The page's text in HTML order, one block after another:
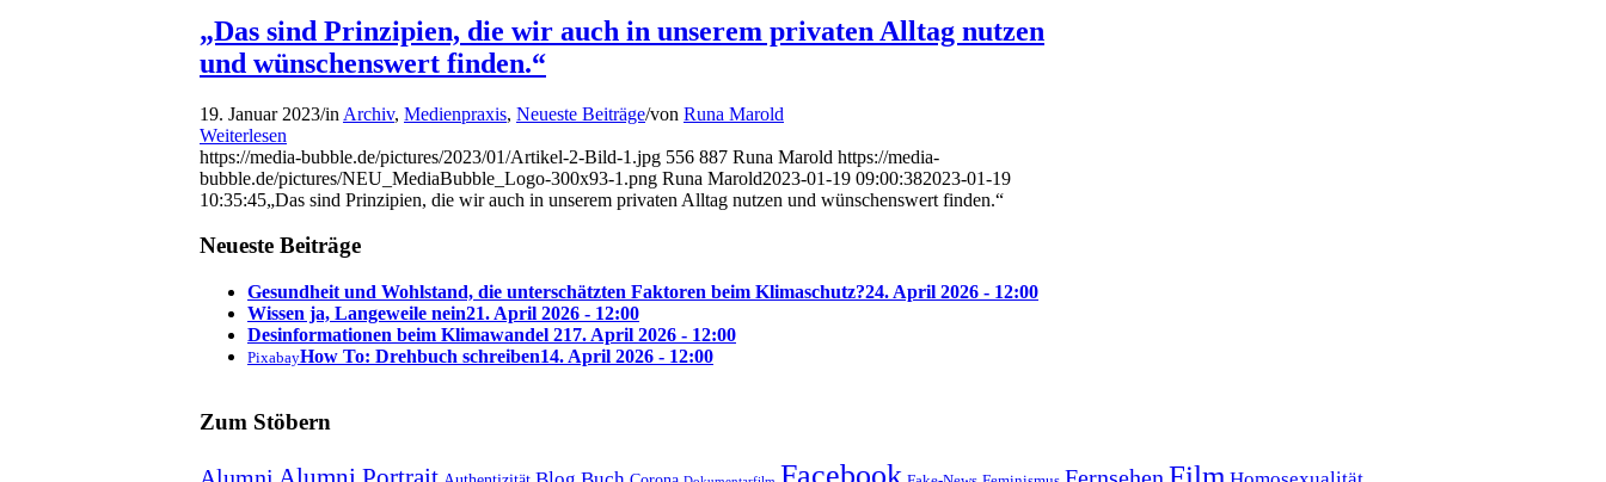
„Das sind Prinzipien, die wir auch in unserem privaten Alltag nutzen
und wünschenswert finden.“
19. Januar 2023/in Archiv, Medienpraxis, Neueste Beiträge/von Runa Marold
Weiterlesen
https://media-bubble.de/pictures/2023/01/Artikel-2-Bild-1.jpg 556 887 Runa Marold https://media-
bubble.de/pictures/NEU_MediaBubble_Logo-300x93-1.png Runa Marold2023-01-19 09:00:382023-01-19
10:35:45„Das sind Prinzipien, die wir auch in unserem privaten Alltag nutzen und wünschenswert finden.“
Neueste Beiträge
Gesundheit und Wohlstand, die unterschätzten Faktoren beim Klimaschutz?24. April 2026 - 12:00
Wissen ja, Langeweile nein21. April 2026 - 12:00
Desinformationen beim Klimawandel 217. April 2026 - 12:00
PixabayHow To: Drehbuch schreiben14. April 2026 - 12:00
Zum Stöbern
Alumni Facebook Fernsehen Film